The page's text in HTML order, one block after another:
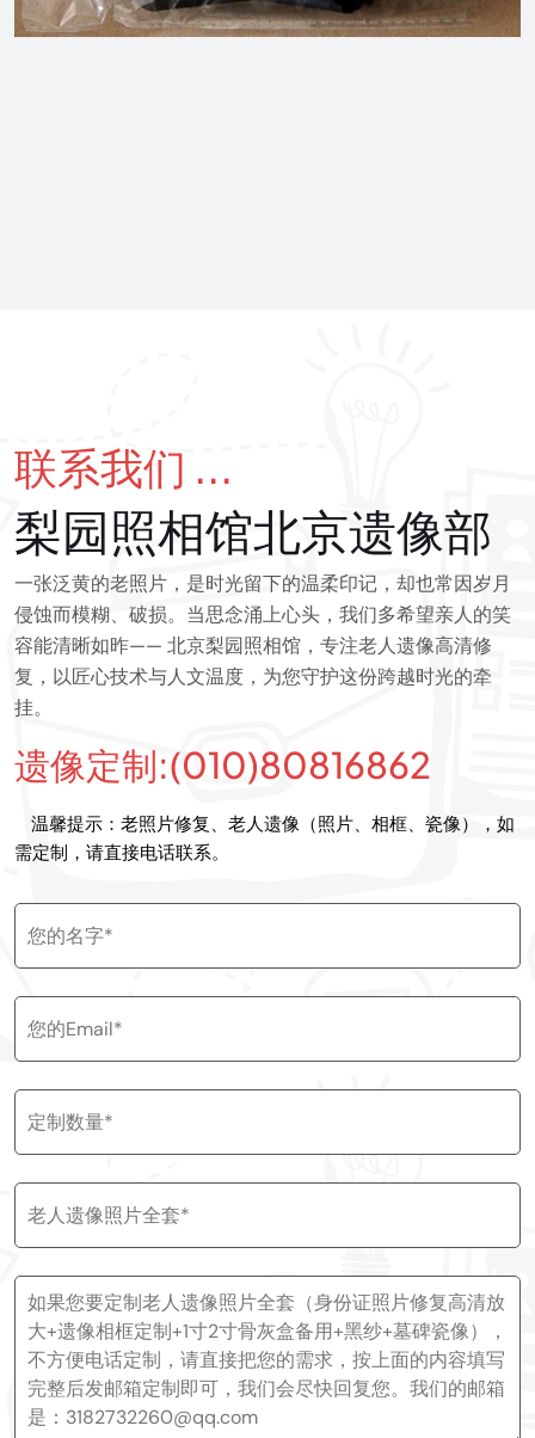
联系我们 ...
梨园照相馆北京遗像部
一张泛黄的老照片，是时光留下的温柔印记，却也常因岁月
侵蚀而模糊、破损。当思念涌上心头，我们多希望亲人的笑
容能清晰如昨—— 北京梨园照相馆，专注老人遗像高清修
复，以匠心技术与人文温度，为您守护这份跨越时光的牵
挂。
遗像定制:(010)80816862
温馨提示：老照片修复、老人遗像（照片、相框、瓷像），如
需定制，请直接电话联系。